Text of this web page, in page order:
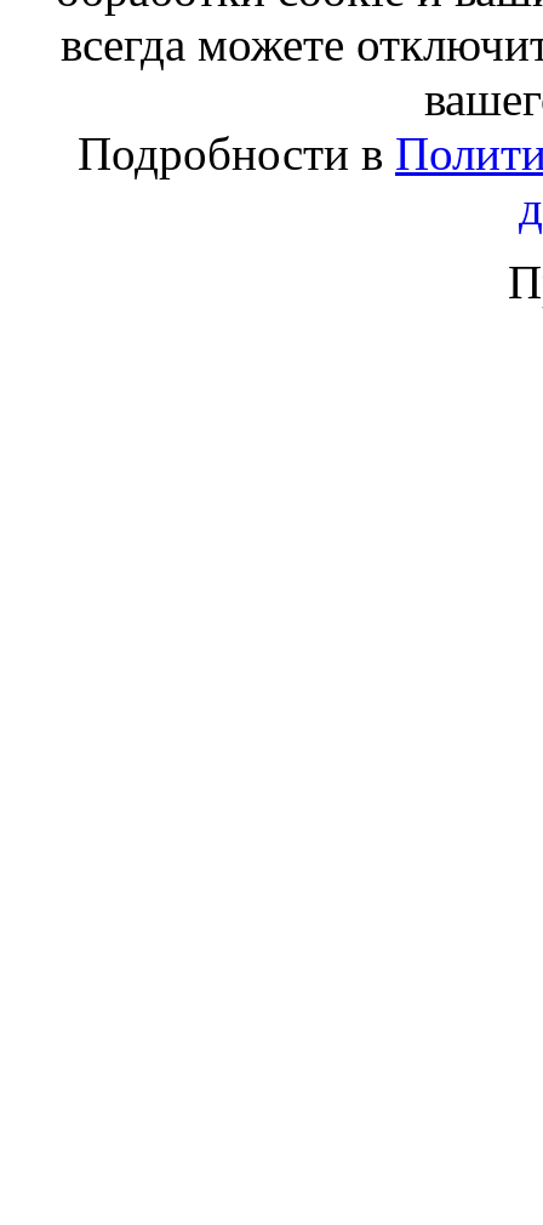
всегда можете
Подробности в